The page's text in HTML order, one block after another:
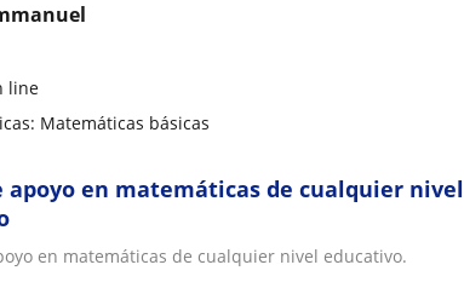
line
Matemáticas básicas
apoyo en matemáticas de cualquier nivel
en matemáticas de cualquier nivel educativo.